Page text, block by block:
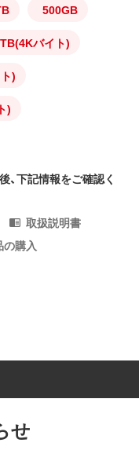
500GB
バイト)
)
)
、下記情報をご確認く
取扱説明書
購入
せ